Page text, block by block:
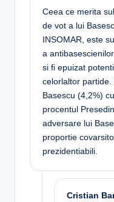
Ceea ce merita
de vot a lui
INSOMAR, este
a
si fi epuizat
celorlaltor partide.
Basescu (4,2%)
procentul
adversare lui
proportie
prezidentiabili.
Cristian